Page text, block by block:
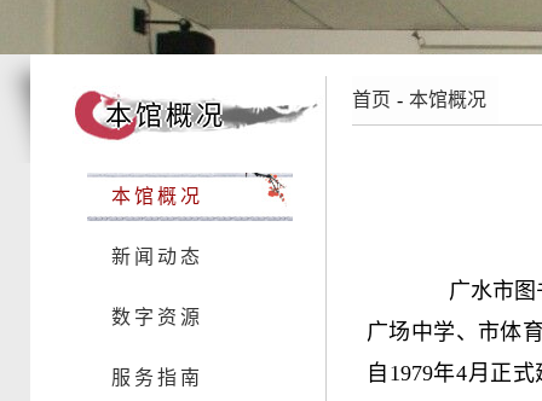
本馆概况
本馆概况
新闻动态
数字资源
服务指南
首页 - 本馆概况
广水市图书
广场中学、市体
自1979年4月正